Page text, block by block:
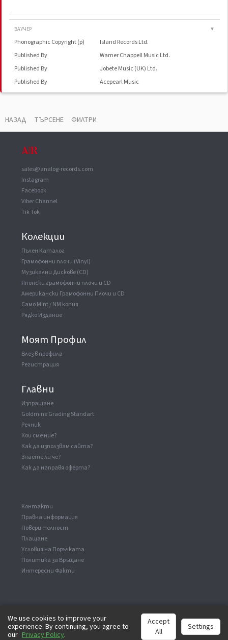
ВАУЧЕР ▼
Phonographic Copyright (p)
Island Records Ltd.
Published By
Warner Chappell Music Ltd.
Published By
Jobete Music (UK) Ltd.
Published By
Acepearl Music
Recorded At
The Town House
НАЗАД ТЪРСЕНЕ ФИЛТРИ
sales@analog-records.com
Instagram
Facebook
Viber Channel
Tik Tok
Колекции
Пълен Каталог
Грамофонни плочи (Vinyl)
Музикални Дискове (CD)
Японски грамофонни плочи и CD
Американски Грамофонни Плочи и CD
Само Mint / NM копия
Рядко Издание
Моят Профил
Влез в профила
Регистрация
Главни
Изпращане
Goldmine Grading Standart
Речник
Кои сме ние?
Как да използвам сайта?
Знаете ли че?
Как да направя оферта?
Kонтакти
Правна информация
Поверителност
Плащане
Условия на Поръчката
Политика за Връщане
Интересни Факти
©2026analog-records.com. Всички права са запазени.
We use cookies to improve your
experience. By continuing, you agree to
our Privacy Policy.
Accept
All
Settings